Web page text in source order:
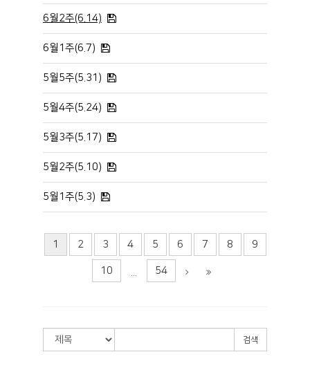
6월2주(6.14)
6월1주(6.7)
5월5주(5.31)
5월4주(5.24)
5월3주(5.17)
5월2주(5.10)
5월1주(5.3)
1 2 3 4 5 6 7 8 9
10 54
검색